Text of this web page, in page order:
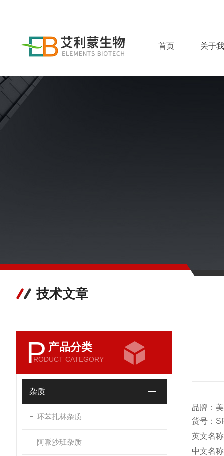
首页 关于
技术文章
P 产品分类
RODUCT CATEGORY
杂质
环苯扎林杂质
阿哌沙班杂质
品牌：
货号：
英文名
中文名